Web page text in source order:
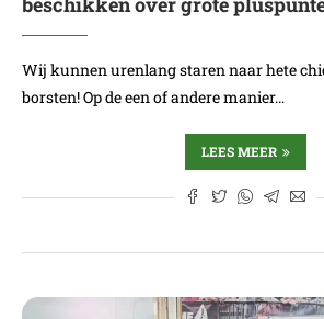
Wij kunnen urenlang staren naar hete
borsten! Op de een of andere manier…
LEES MEER